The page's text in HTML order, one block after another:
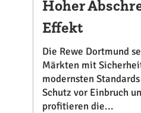
Hoher
Effekt
Die Rewe Dortmund
Märkten mit
modernsten
Schutz vor Einbruch
profitieren die...